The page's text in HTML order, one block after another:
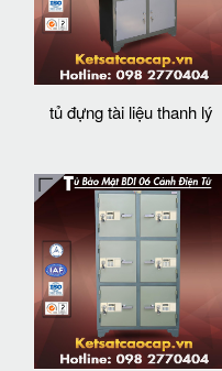
tủ đựng tài liệu thanh lý